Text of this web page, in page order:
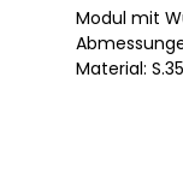
Modul mit
Material: